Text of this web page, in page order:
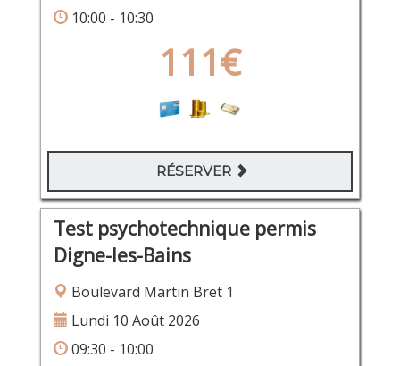
10:00 - 10:30
111€
RÉSERVER
Test psychotechnique permis
Digne-les-Bains
Boulevard Martin Bret 1
Lundi 10 Août 2026
09:30 - 10:00